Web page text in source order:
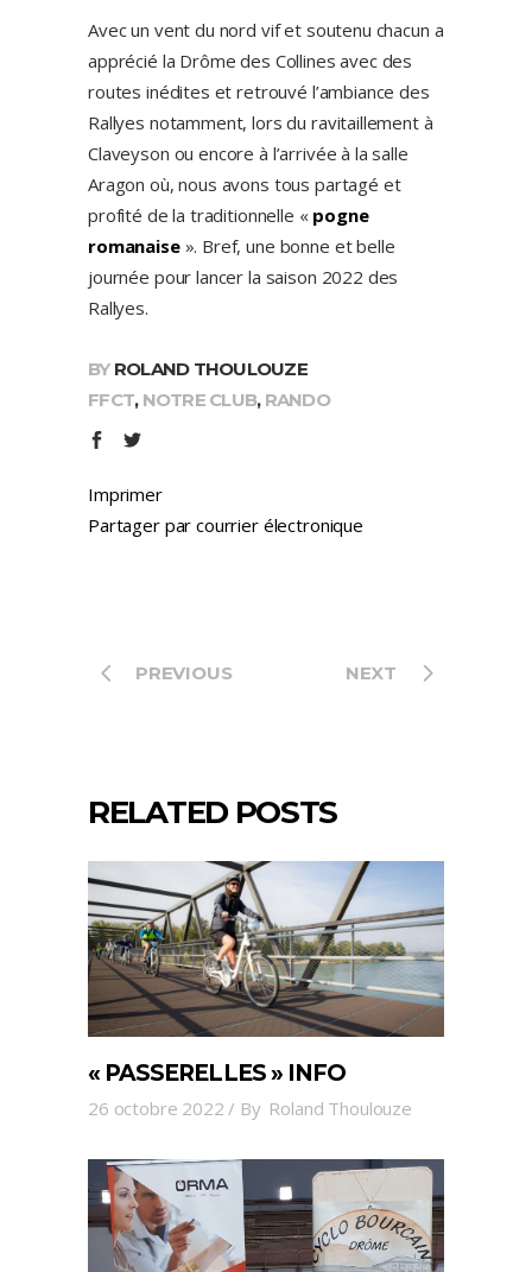
Avec un vent du nord vif et soutenu chacun a
apprécié la Drôme des Collines avec des
routes inédites et retrouvé l’ambiance des
Rallyes notamment, lors du ravitaillement à
Claveyson ou encore à l’arrivée à la salle
Aragon où, nous avons tous partagé et
profité de la traditionnelle « pogne
romanaise». Bref, une bonne et belle
journée pour lancer la saison 2022 des
Rallyes.
BY ROLAND THOULOUZE
FFCT, NOTRE CLUB, RANDO
Imprimer
Partager par courrier électronique
PREVIOUS NEXT
RELATED POSTS
« PASSERELLES » INFO
26 octobre 2022 By Roland Thoulouze